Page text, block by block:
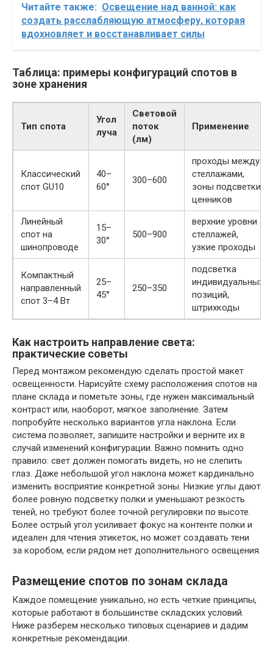
Читайте также: Освещение над ванной: как
создать расслабляющую атмосферу, которая
вдохновляет и восстанавливает силы
Таблица: примеры конфигураций спотов в
зоне хранения
Тип спота
Угол
луча
Световой
поток
(лм)
Применение
Классический
спот GU10
40–
60°
300–600
проходы между
стеллажами,
зоны подсветки
ценников
Линейный
спот на
шинопроводе
15–
30°
500–900
верхние уровни
стеллажей,
узкие проходы
Компактный
направленный
спот 3–4 Вт
25–
45°
250–350
подсветка
индивидуальных
позиций,
штрихкоды
Как настроить направление света:
практические советы
Перед монтажом рекомендую сделать простой макет
освещенности. Нарисуйте схему расположения спотов на
плане склада и пометьте зоны, где нужен максимальный
контраст или, наоборот, мягкое заполнение. Затем
попробуйте несколько вариантов угла наклона. Если
система позволяет, запишите настройки и верните их в
случай изменений конфигурации. Важно помнить одно
правило: свет должен помогать видеть, но не слепить
глаз. Даже небольшой угол наклона может кардинально
изменить восприятие конкретной зоны. Низкие углы дают
более ровную подсветку полки и уменьшают резкость
теней, но требуют более точной регулировки по высоте.
Более острый угол усиливает фокус на контенте полки и
идеален для чтения этикеток, но может создавать тени
за коробом, если рядом нет дополнительного освещения.
Размещение спотов по зонам склада
Каждое помещение уникально, но есть четкие принципы,
которые работают в большинстве складских условий.
Ниже разберем несколько типовых сценариев и дадим
конкретные рекомендации.